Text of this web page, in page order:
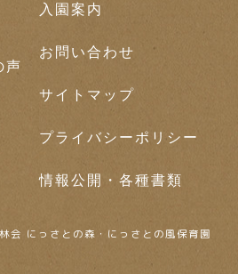
声
入園案内
お問い合わせ
サイトマップ
プライバシーポリシー
情報公開・各種書類
会 にっさとの森・にっさとの風保育園